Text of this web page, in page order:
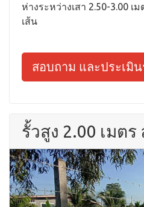
ห่างระหว่างเสา 2.50-3.00
เส้น
สอบถาม และประเมิ
รั้วสูง 2.00 เมตร